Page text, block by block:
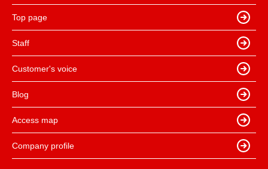
Top page
Staff
Customer's voice
Blog
Access map
Company profile